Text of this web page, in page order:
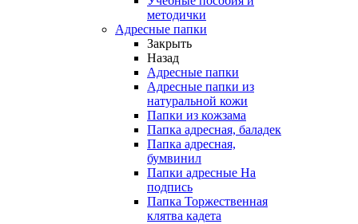
методички
Адресные папки
Закрыть
Назад
Адресные папки
Адресные папки из
натуральной кожи
Папки из кожзама
Папка адресная, баладек
Папка адресная,
бумвинил
Папки адресные На
подпись
Папка Торжественная
клятва кадета